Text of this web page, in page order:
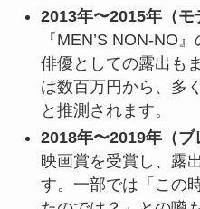
2013年〜2015年（モ
『MEN’S NON-NO
俳優としての露出も
は数百万円から、多
と推測されます。
2018年〜2019年（ブ
映画賞を受賞し、露
す。一部では「この